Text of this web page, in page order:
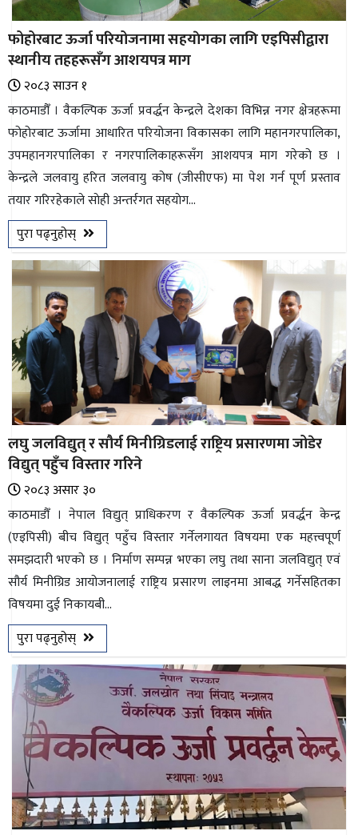
फोहोरबाट ऊर्जा परियोजनामा सहयाेगका लागि एइपिसीद्वारा
स्थानीय तहहरूसँग आशयपत्र माग
२०८३ साउन १
काठमाडौँ । वैकल्पिक ऊर्जा प्रवर्द्धन केन्द्रले देशका विभिन्न नगर क्षेत्रहरूमा
फोहोरबाट ऊर्जामा आधारित परियोजना विकासका लागि महानगरपालिका,
उपमहानगरपालिका र नगरपालिकाहरूसँग आशयपत्र माग गरेको छ ।
केन्द्रले जलवायु हरित जलवायु कोष (जीसीएफ) मा पेश गर्न पूर्ण प्रस्ताव
तयार गरिरहेकाले साेही अन्तर्रगत सहयाेग...
पुरा पढ्नुहोस्
लघु जलविद्युत् र सौर्य मिनीग्रिडलाई राष्ट्रिय प्रसारणमा जोडेर
विद्युत् पहुँच विस्तार गरिने
२०८३ असार ३०
काठमाडौँ । नेपाल विद्युत् प्राधिकरण र वैकल्पिक ऊर्जा प्रवर्द्धन केन्द्र
(एइपिसी) बीच विद्युत् पहुँच विस्तार गर्नेलगायत विषयमा एक महत्त्वपूर्ण
समझदारी भएको छ । निर्माण सम्पन्न भएका लघु तथा साना जलविद्युत् एवं
सौर्य मिनीग्रिड आयोजनालाई राष्ट्रिय प्रसारण लाइनमा आबद्ध गर्नेसहितका
विषयमा दुई निकायबी...
पुरा पढ्नुहोस्